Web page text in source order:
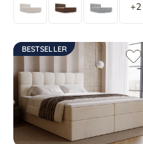
+2
BESTSELLER